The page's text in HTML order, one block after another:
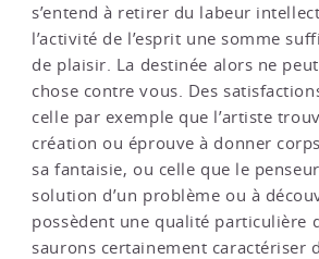
s’entend à retirer du labeur
l’activité de l’esprit une somme
de plaisir. La destinée alors ne
chose contre vous. Des
celle par exemple que l’artiste
création ou éprouve à donner
sa fantaisie, ou celle que le
solution d’un problème ou à
possèdent une qualité particulière
saurons certainement caractériser